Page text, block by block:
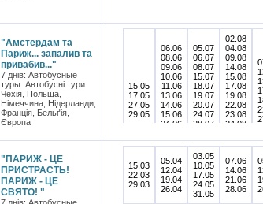
"Амстердам та
Париж... запалив та
привабив..."
7 днів: Автобусные
туры. Автобусні тури
Чехія, Польща,
Німеччина, Нідерланди,
Франція, Бельґія,
Європа
15.05
17.05
27.05
29.05
06.06
08.06
09.06
10.06
11.06
13.06
14.06
15.06
24.06
28.06
05.07
06.07
08.07
15.07
18.07
19.07
20.07
24.07
28.07
30.07
31.07
02.08
04.08
09.08
14.08
15.08
17.08
19.08
22.08
23.08
24.08
27.08
29.08
"ПАРИЖ - ЦЕ
ПРИСТРАСТЬ!
ПАРИЖ - ЦЕ
СВЯТО! "
15.03
22.03
29.03
05.04
12.04
19.04
26.04
03.05
10.05
17.05
24.05
31.05
07.06
14.06
21.06
28.06